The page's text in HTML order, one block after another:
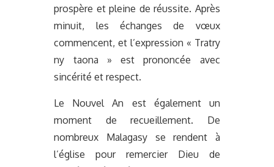
prospère et pleine de réussite. Après
minuit, les échanges de vœux
commencent, et l’expression « Tratry
ny taona » est prononcée avec
sincérité et respect.
Le Nouvel An est également un
moment de recueillement. De
nombreux Malagasy se rendent à
l’église pour remercier Dieu de